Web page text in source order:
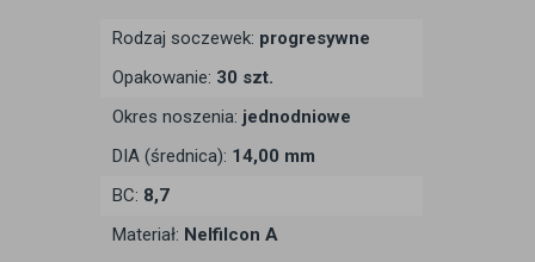
Rodzaj soczewek: progresywne
Opakowanie: 30 szt.
Okres noszenia: jednodniowe
DIA (średnica): 14,00 mm
BC: 8,7
Materiał: Nelfilcon A